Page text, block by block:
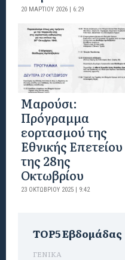
20 ΜΑΡΤΊΟΥ 2026 | 6:29
Μαρούσι:
Πρόγραμμα
εορτασμού της
Εθνικής Επετείου
της 28ης
Οκτωβρίου
23 ΟΚΤΩΒΡΊΟΥ 2025 | 9:42
TOP5 Εβδομάδας
ΓΕΝΙΚΑ